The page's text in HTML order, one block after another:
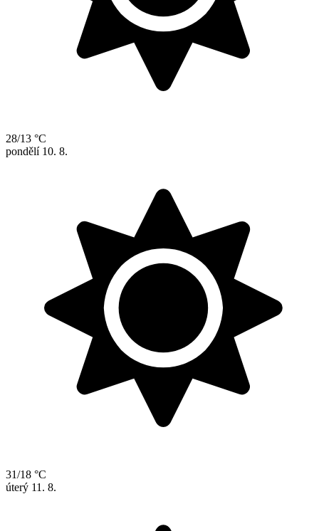
28/13 °C
pondělí 10. 8.
31/18 °C
úterý 11. 8.